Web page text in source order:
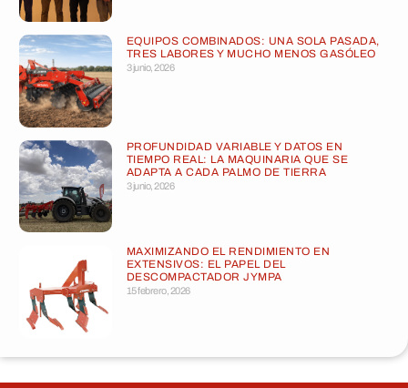
EQUIPOS COMBINADOS: UNA SOLA PASADA,
TRES LABORES Y MUCHO MENOS GASÓLEO
3 junio, 2026
PROFUNDIDAD VARIABLE Y DATOS EN
TIEMPO REAL: LA MAQUINARIA QUE SE
ADAPTA A CADA PALMO DE TIERRA
3 junio, 2026
MAXIMIZANDO EL RENDIMIENTO EN
EXTENSIVOS: EL PAPEL DEL
DESCOMPACTADOR JYMPA
15 febrero, 2026